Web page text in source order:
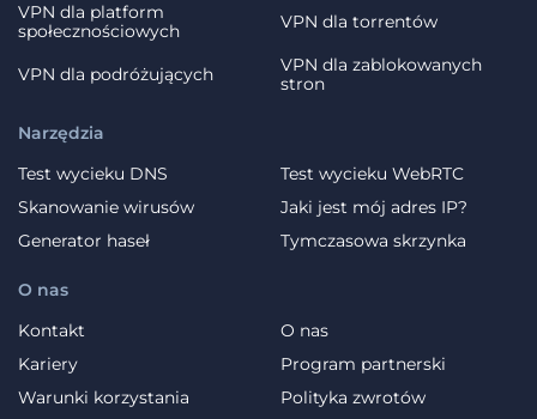
VPN dla platform
społecznościowych
VPN dla torrentów
VPN dla podróżujących
VPN dla zablokowanych
stron
O nas
Kontakt
O nas
Kariery
Program partnerski
Warunki korzystania
Polityka zwrotów
Narzędzia
Test wycieku DNS
Test wycieku WebRTC
Skanowanie wirusów
Jaki jest mój adres IP?
Generator haseł
Tymczasowa skrzynka